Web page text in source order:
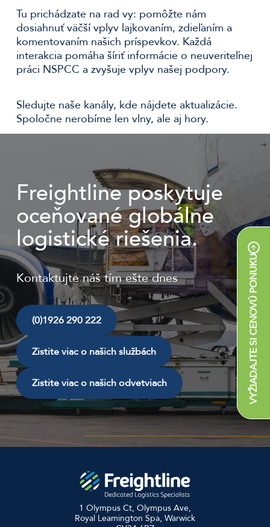
VYŽIADAJTE SI CENOVÚ PONUKU
Tu prichádzate na rad vy: pomôžte nám
dosiahnuť väčší vplyv lajkovaním, zdieľaním a
komentovaním našich príspevkov. Každá
interakcia pomáha šíriť informácie o neuveriteľnej
práci NSPCC a zvyšuje vplyv našej podpory.
Sledujte naše kanály, kde nájdete aktualizácie.
Spoločne nerobíme len vlny, ale aj hory.
Freightline poskytuje
oceňované globálne
logistické riešenia.
Kontaktujte náš tím ešte dnes
(0)1926 290 222
Zistite viac o našich službách
Zistite viac o našich odvetviach
1 Olympus Ct, Olympus Ave,
Royal Leamington Spa, Warwick